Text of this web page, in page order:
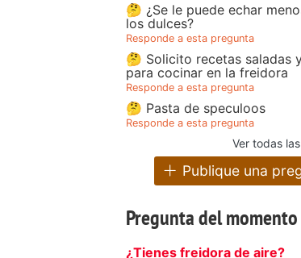
🤔 ¿Se le puede echar
los dulces?
Responde a esta pregunta
🤔 Solicito recetas saladas
para cocinar en la freidora
Responde a esta pregunta
🤔 Pasta de speculoos
Responde a esta pregunta
Ver todas
Publique una
Pregunta del momento
¿Tienes freidora de aire?